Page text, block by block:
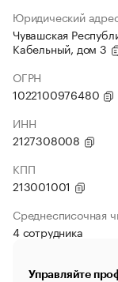
Юридический
Чувашская
Кабельный, дом 3
ОГРН
1022100976480
ИНН
2127308008
КПП
213001001
Среднесписочная
4 сотрудника
Управляйте